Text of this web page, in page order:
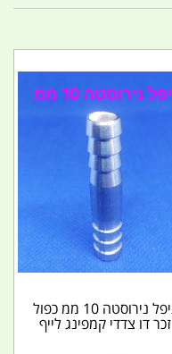
ניפל נירוסטה 10 ממ כפול
זכר דו צדדי קמפינג לייף